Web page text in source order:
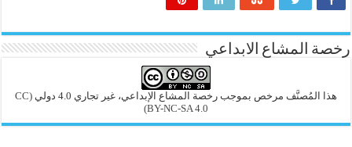
رخصة المشاع الابداعي
هذا المُصنَّف مرخص بموجب رخصة المشاع الإبداعي، غير تجاري 4.0 دولي
(CC
BY-NC-SA 4.0)